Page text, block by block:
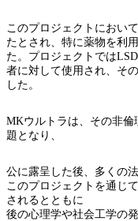
このプロジェクトにおい
たとされ、特に薬物を利
た。プロジェクトでは
者に対して使用され、そ
した。
MKウルトラは、その非倫
題となり、
公に露呈した後、多くの
このプロジェクトを通じ
されるとともに
後の心理学や社会工学の